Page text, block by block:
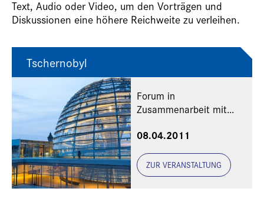
Text, Audio oder Video, um den Vorträgen und
Diskussionen eine höhere Reichweite zu verleihen.
Tschernobyl
Forum in
Zusammenarbeit mit
08.04.2011
ZUR VERANSTALTUNG